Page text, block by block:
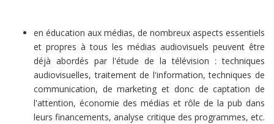
en éducation aux médias, de nombreux aspects essentiels
et propres à tous les médias audiovisuels peuvent être
déjà abordés par l'étude de la télévision : techniques
audiovisuelles, traitement de l'information, techniques de
communication, de marketing et donc de captation de
l'attention, économie des médias et rôle de la pub dans
leurs financements, analyse critique des programmes, etc.